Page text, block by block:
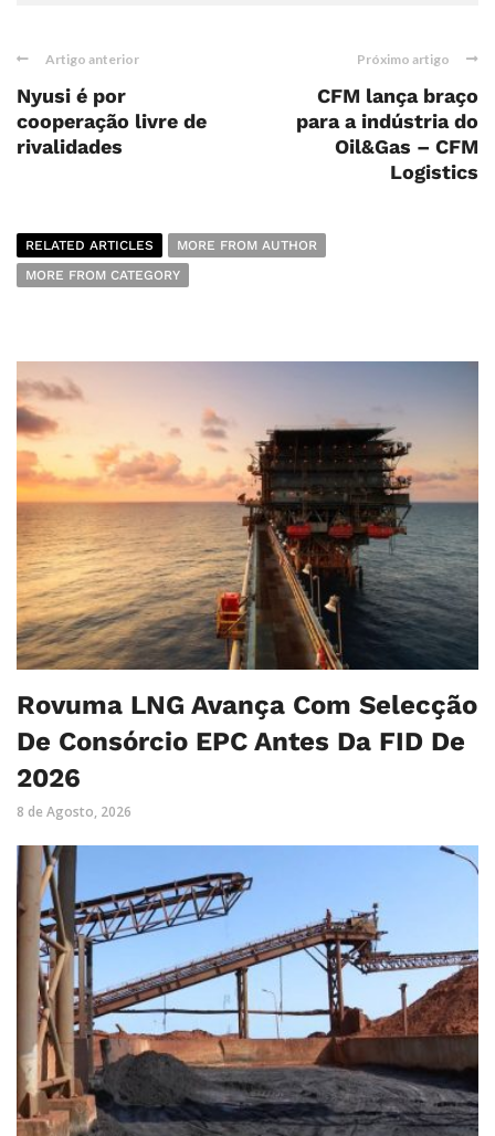
Artigo anterior
Nyusi é por
cooperação livre de
rivalidades
Próximo artigo
CFM lança braço
para a indústria do
Oil&Gas – CFM
Logistics
RELATED ARTICLES
MORE FROM AUTHOR
MORE FROM CATEGORY
Rovuma LNG Avança Com Selecção
De Consórcio EPC Antes Da FID De
2026
8 de Agosto, 2026